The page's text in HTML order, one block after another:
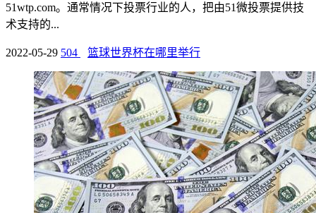
51wtp.com。通常情况下投票行业的人，把由51微投票提供技
术支持的...
2022-05-29 504 篮球世界杯在哪里举行